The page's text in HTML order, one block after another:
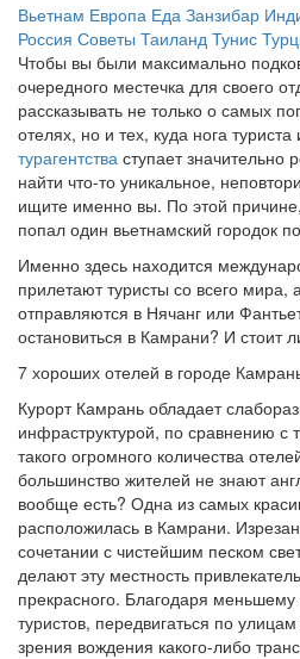
Вьетнам Европа Еда Занзибар
Россия Советы Таиланд Тунис
Чтобы вы были максимально
очередного местечка для своего
рассказывать не только о самых
отелях, но и тех, куда нога
турагентства ступает
найти что-то уникальное,
ищите именно вы. По этой
попал один вьетнамский городок
Именно здесь находится
прилетают туристы со всего мира,
отправляются в Нячанг или
остановиться в Камрани? И стоит
7 хороших отелей в городе
Курорт Камрань обладает
инфраструктурой, по сравнению с
такого огромного количества
большинство жителей не знают
вообще есть? Одна из самых
расположилась в Камрани.
сочетании с чистейшим песком
делают эту местность
прекрасного. Благодаря меньшему
туристов, передвигаться по
зрения вождения какого-либо